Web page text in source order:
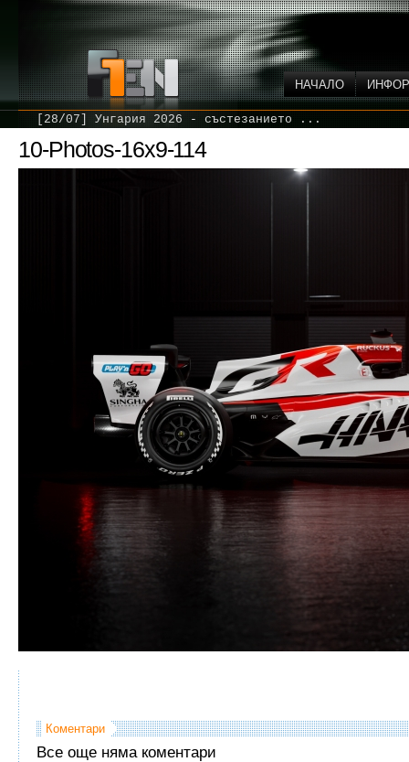
НАЧАЛО
[28/07] Унгария 2026 - състезанието ...
10-Photos-16x9-114
Коментари
Все още няма коментари